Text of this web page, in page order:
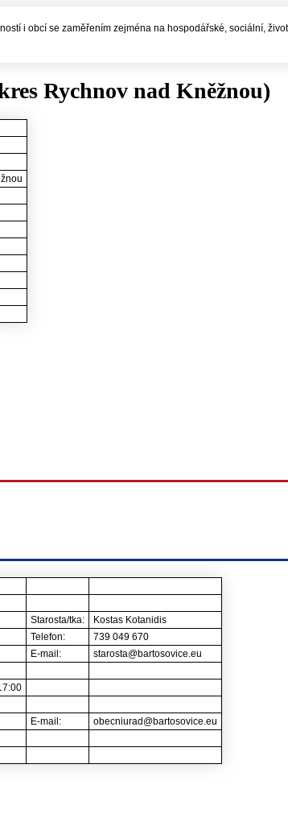
i obcí se zaměřením zejména na hospodářské, sociální,
Rychnov nad Kněžnou)
Starosta/tka:
Kostas Kotanidis
Telefon:
739 049 670
E-mail:
starosta@bartosovice.eu
E-mail:
obecniurad@bartosovice.eu